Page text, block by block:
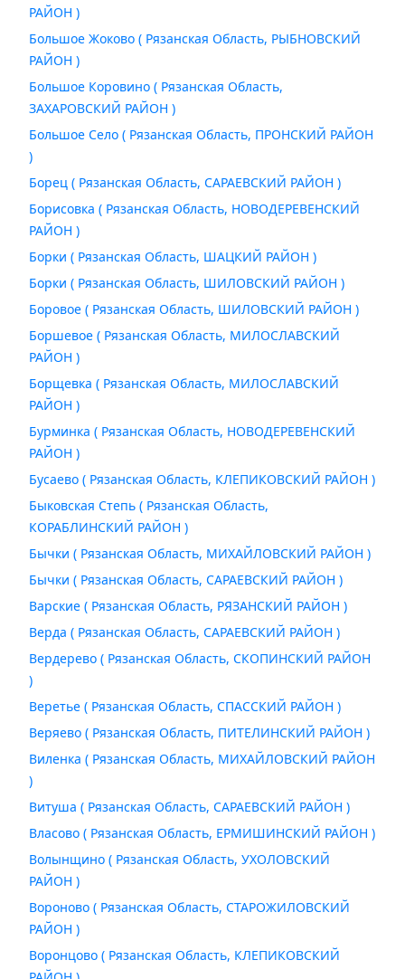
РАЙОН )
Большое Жоково ( Рязанская Область, РЫБНОВСКИЙ
РАЙОН )
Большое Коровино ( Рязанская Область,
ЗАХАРОВСКИЙ РАЙОН )
Большое Село ( Рязанская Область, ПРОНСКИЙ РАЙОН
)
Борец ( Рязанская Область, САРАЕВСКИЙ РАЙОН )
Борисовка ( Рязанская Область, НОВОДЕРЕВЕНСКИЙ
РАЙОН )
Борки ( Рязанская Область, ШАЦКИЙ РАЙОН )
Борки ( Рязанская Область, ШИЛОВСКИЙ РАЙОН )
Боровое ( Рязанская Область, ШИЛОВСКИЙ РАЙОН )
Боршевое ( Рязанская Область, МИЛОСЛАВСКИЙ
РАЙОН )
Борщевка ( Рязанская Область, МИЛОСЛАВСКИЙ
РАЙОН )
Бурминка ( Рязанская Область, НОВОДЕРЕВЕНСКИЙ
РАЙОН )
Бусаево ( Рязанская Область, КЛЕПИКОВСКИЙ РАЙОН )
Быковская Степь ( Рязанская Область,
КОРАБЛИНСКИЙ РАЙОН )
Бычки ( Рязанская Область, МИХАЙЛОВСКИЙ РАЙОН )
Бычки ( Рязанская Область, САРАЕВСКИЙ РАЙОН )
Варские ( Рязанская Область, РЯЗАНСКИЙ РАЙОН )
Верда ( Рязанская Область, САРАЕВСКИЙ РАЙОН )
Вердерево ( Рязанская Область, СКОПИНСКИЙ РАЙОН
)
Веретье ( Рязанская Область, СПАССКИЙ РАЙОН )
Веряево ( Рязанская Область, ПИТЕЛИНСКИЙ РАЙОН )
Виленка ( Рязанская Область, МИХАЙЛОВСКИЙ РАЙОН
)
Витуша ( Рязанская Область, САРАЕВСКИЙ РАЙОН )
Власово ( Рязанская Область, ЕРМИШИНСКИЙ РАЙОН )
Волынщино ( Рязанская Область, УХОЛОВСКИЙ
РАЙОН )
Вороново ( Рязанская Область, СТАРОЖИЛОВСКИЙ
РАЙОН )
Воронцово ( Рязанская Область, КЛЕПИКОВСКИЙ